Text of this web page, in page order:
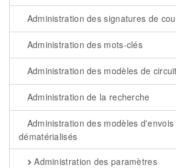
Administration des signatures de
Administration des mots-clés
Administration des modèles de
Administration de la recherche
Administration des modèles
dématérialisés
Administration des paramètres